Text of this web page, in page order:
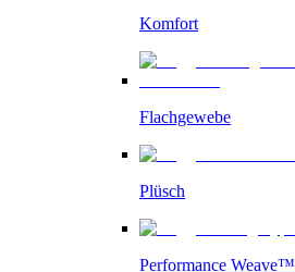
Komfort
Flachgewebe
Plüsch
Performance Weave™